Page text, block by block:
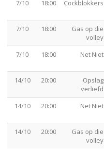
7/10 18:00 Cockblokkers
7/10 18:00
Gas op die
volley
7/10 18:00 Net Niet
14/10 20:00
Opslag
verliefd
14/10 20:00 Net Niet
14/10 20:00
Gas op die
volley